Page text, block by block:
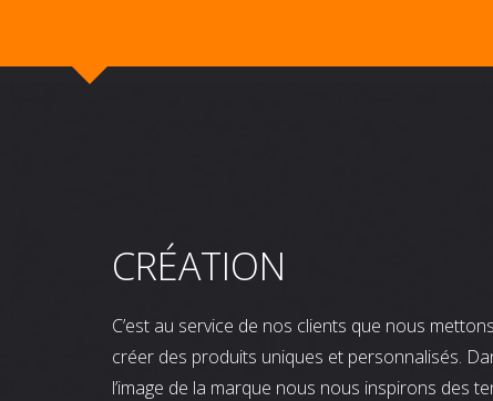
CRÉATION
C’est au service de nos clients que nous
créer des produits uniques et personnalisés.
l’image de la marque nous nous inspirons des